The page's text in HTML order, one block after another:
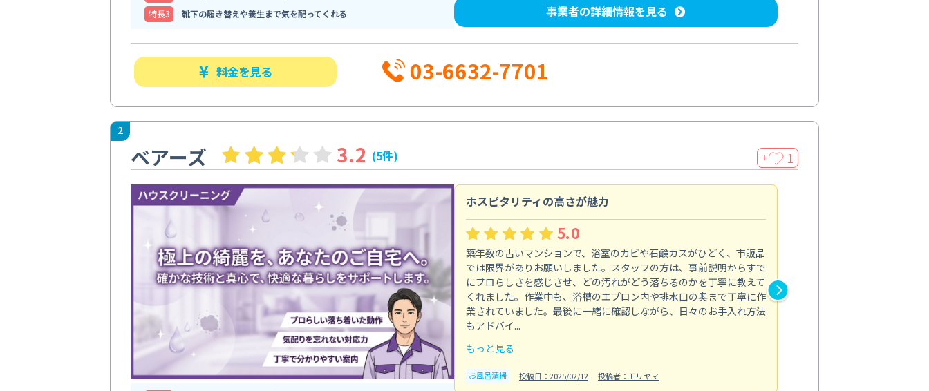
特⻑3
靴下の履き替えや養生まで気を配ってくれる 事業者の詳細情報を見る
料金を見る 03-6632-7701
2
ベアーズ 3.2 (5件) ＋ 1
ホスピタリティの高さが魅力
5.0
築年数の古いマンションで、浴室のカビや石鹸カスがひどく、市販品
では限界がありお願いしました。スタッフの方は、事前説明からすで
にプロらしさを感じさせ、どの汚れがどう落ちるのかを丁寧に教えて
くれました。作業中も、浴槽のエプロン内や排水口の奥まで丁寧に作
業されていました。最後に一緒に確認しながら、日々のお手入れ方法
もアドバイ...
もっと見る
お風呂清掃 投稿日：2025/02/12 投稿者：モリヤマ